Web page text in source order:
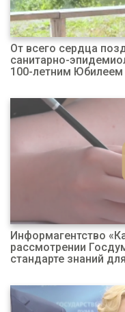
От всего сердца
санитарно-
100-летним
Информагентство
рассмотрении
стандарте знаний